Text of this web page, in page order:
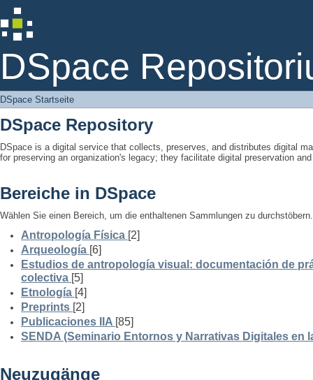
DSpace
DSpace Startseite
DSpace Startseite
DSpace Repository
DSpace is a digital service that collects, preserves, and distributes digital
for preserving an organization's legacy; they facilitate digital preservation
Bereiche in DSpace
Wählen Sie einen Bereich, um die enthaltenen Sammlungen zu durchstöbern.
Antropología Física [2]
Arqueología [6]
Estudios de antropología visual: documentación de
colectiva [5]
Etnología [4]
Preprints [2]
Publicaciones IIA [85]
SENDA (Seminario Entornos y Narrativas Digitales en
Neuzugänge